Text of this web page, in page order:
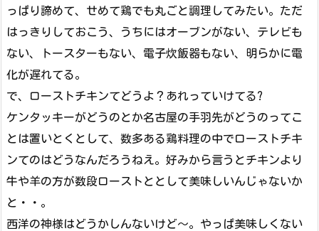
っぱり諦めて、せめて鶏でも丸ごと調理してみたい。ただ
はっきりしておこう、うちにはオーブンがない、テレビも
ない、トースターもない、電子炊飯器もない、明らかに電
化が遅れてる。
で、ローストチキンてどうよ？あれっていけてる?
ケンタッキーがどうのとか名古屋の手羽先がどうのってこ
とは置いとくとして、数多ある鶏料理の中でローストチキ
ンてのはどうなんだろうねえ。好みから言うとチキンより
牛や羊の方が数段ローストととして美味しいんじゃないか
と・・。
西洋の神様はどうかしんないけど〜。やっぱ美味しくない